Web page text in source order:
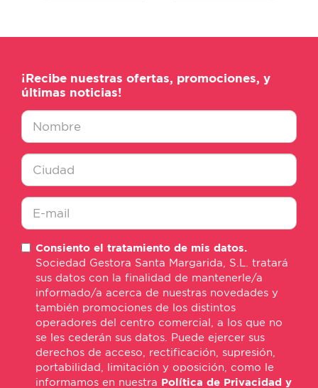
¡Recibe nuestras ofertas, promociones, y
últimas noticias!
Nombre
Ciudad
mail
Consiento el tratamiento de mis datos.
Sociedad Gestora Santa Margarida, S.L. tratará
sus datos con la finalidad de mantenerle/a
informado/a acerca de nuestras novedades y
también promociones de los distintos
operadores del centro comercial, a los que no
se les cederán sus datos. Puede ejercer sus
derechos de acceso, rectificación, supresión,
portabilidad, limitación y oposición, como le
informamos en nuestra Política de Privacidad y